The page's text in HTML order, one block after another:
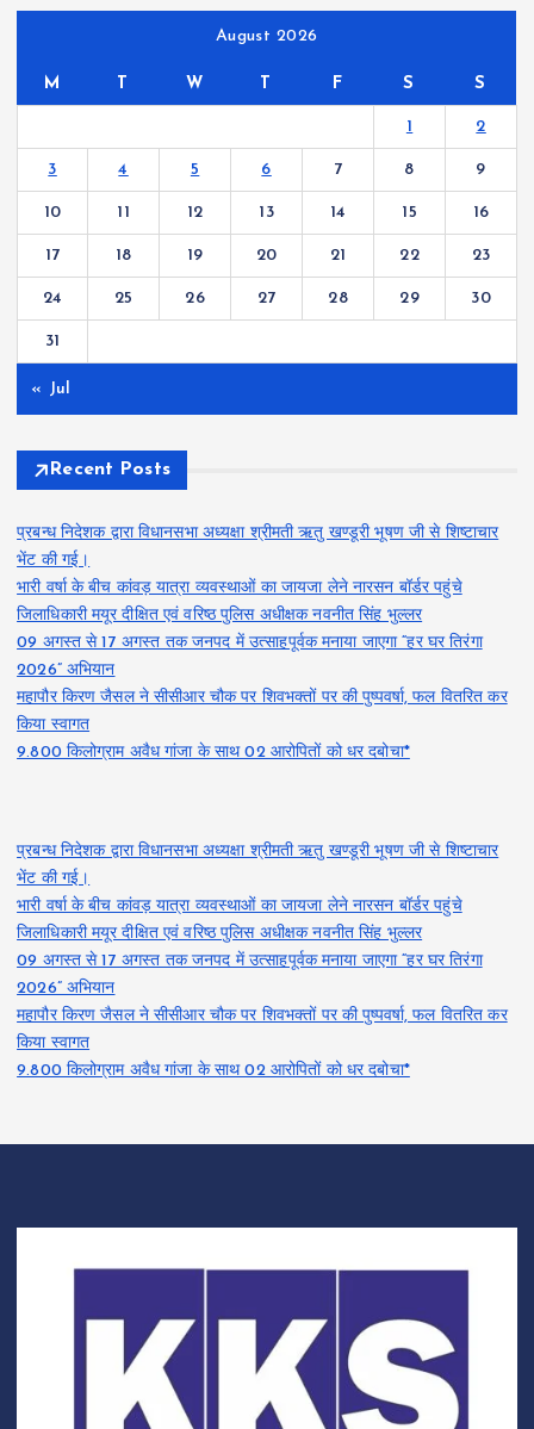
August 2026
M W F S S
1 2
3 4 5 6 7 8 9
10 11 12 13 14 15 16
17 18 19 20 21 22 23
24 25 26 27 28 29 30
31
« Jul
Recent Posts
प्रबन्ध निदेशक द्वारा विधानसभा अध्यक्षा श्रीमती ऋतु खण्डूरी भूषण जी से शिष्टाचार
भेंट की गई।
भारी वर्षा के बीच कांवड़ यात्रा व्यवस्थाओं का जायजा लेने नारसन बॉर्डर पहुंचे
जिलाधिकारी मयूर दीक्षित एवं वरिष्ठ पुलिस अधीक्षक नवनीत सिंह भुल्लर
09 अगस्त से 17 अगस्त तक जनपद में उत्साहपूर्वक मनाया जाएगा “हर घर तिरंगा
2026” अभियान
महापौर किरण जैसल ने सीसीआर चौक पर शिवभक्तों पर की पुष्पवर्षा, फल वितरित कर
किया स्वागत
9.800 किलोग्राम अवैध गांजा के साथ 02 आरोपितों को धर दबोचा*
प्रबन्ध निदेशक द्वारा विधानसभा अध्यक्षा श्रीमती ऋतु खण्डूरी भूषण जी से शिष्टाचार
भेंट की गई।
भारी वर्षा के बीच कांवड़ यात्रा व्यवस्थाओं का जायजा लेने नारसन बॉर्डर पहुंचे
जिलाधिकारी मयूर दीक्षित एवं वरिष्ठ पुलिस अधीक्षक नवनीत सिंह भुल्लर
09 अगस्त से 17 अगस्त तक जनपद में उत्साहपूर्वक मनाया जाएगा “हर घर तिरंगा
2026” अभियान
महापौर किरण जैसल ने सीसीआर चौक पर शिवभक्तों पर की पुष्पवर्षा, फल वितरित कर
किया स्वागत
9.800 किलोग्राम अवैध गांजा के साथ 02 आरोपितों को धर दबोचा*